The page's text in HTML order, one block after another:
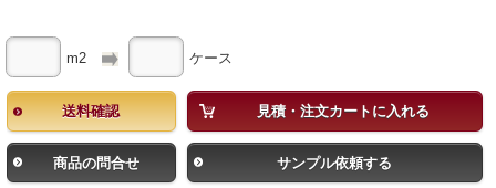
m2 ケース
送料確認 見積・注文カートに入れる
商品の問合せ サンプル依頼する